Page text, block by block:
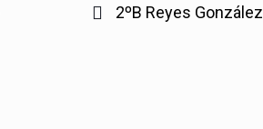
2ºB Reyes González